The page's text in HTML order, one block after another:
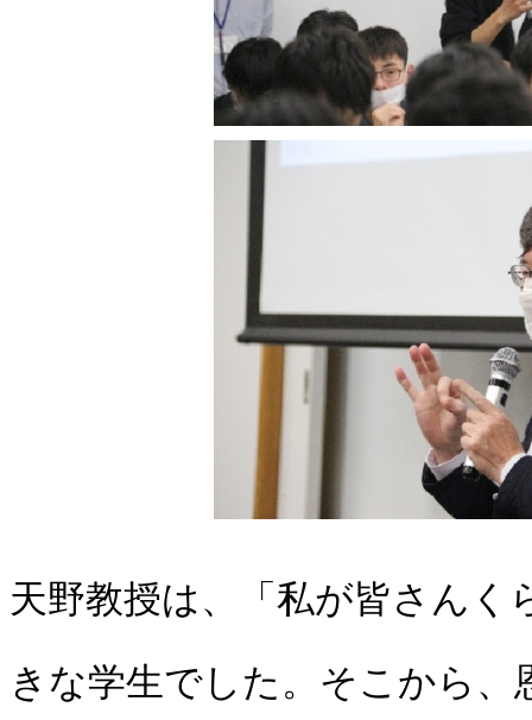
天野教授は、「私が皆さんく
きな学生でした。そこから、